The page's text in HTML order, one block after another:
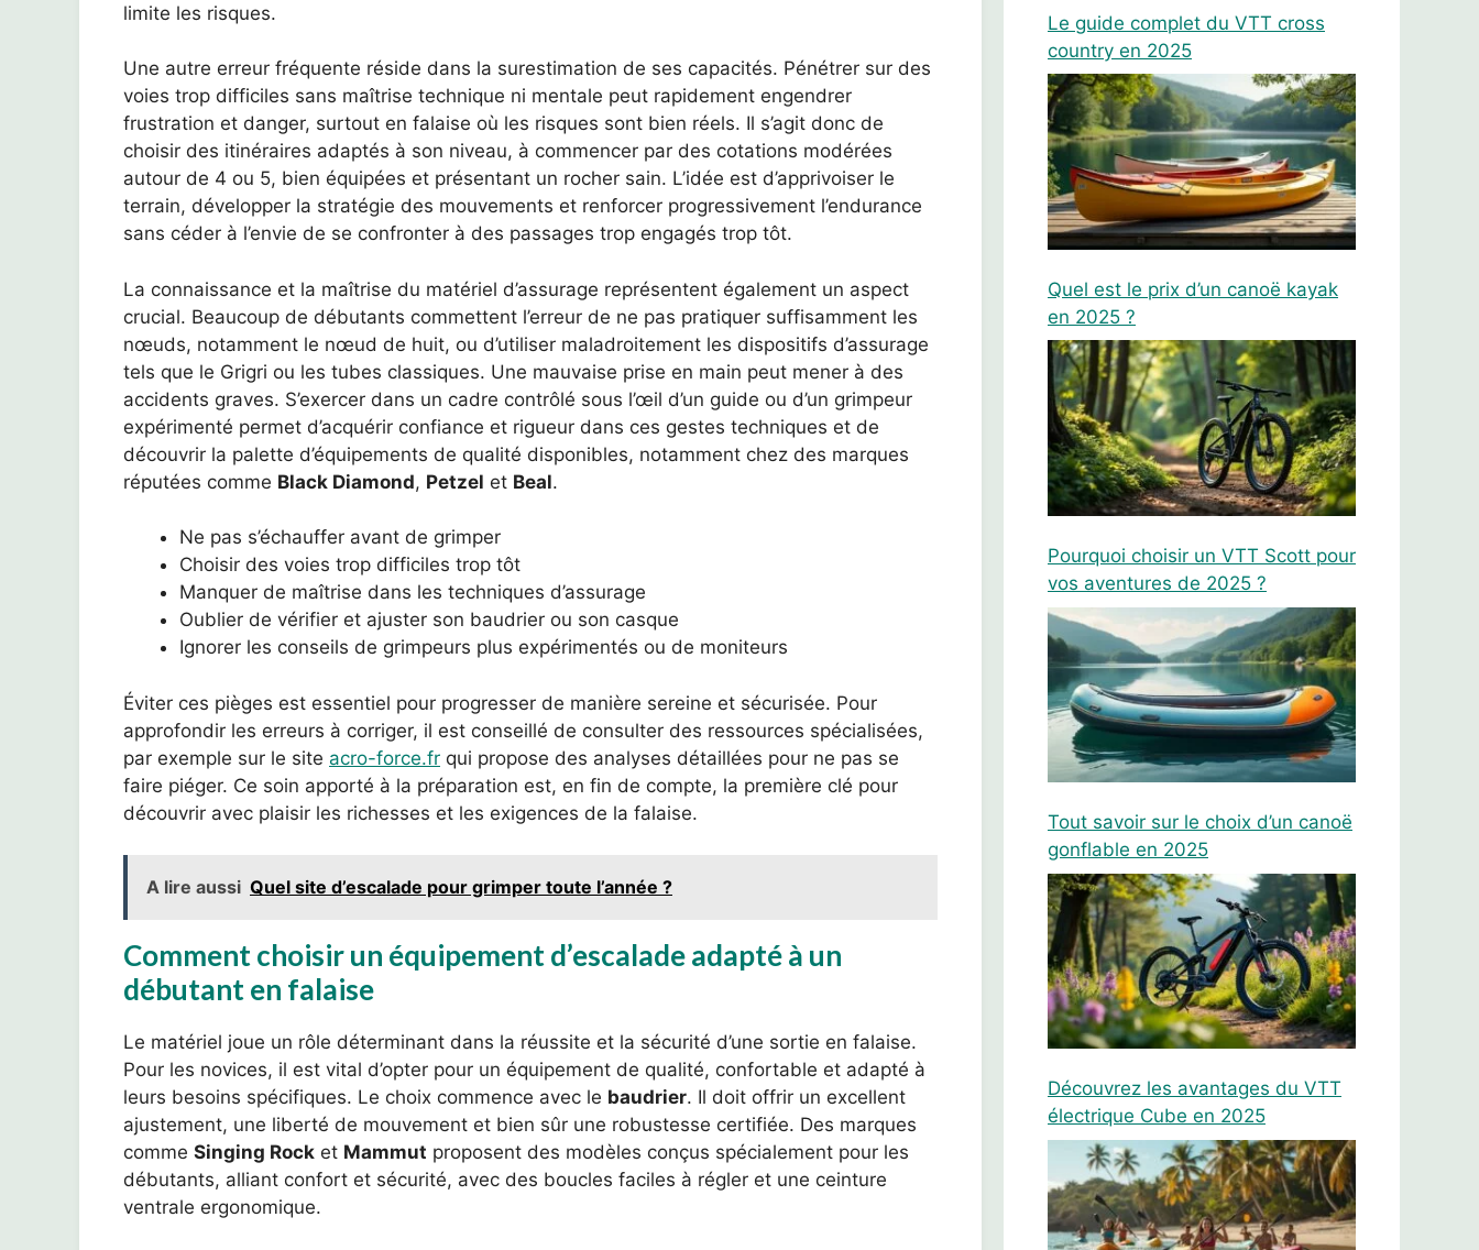
limite les risques.
Une autre erreur fréquente réside dans la surestimation de ses capacités. Pénétrer sur des
voies trop difficiles sans maîtrise technique ni mentale peut rapidement engendrer
frustration et danger, surtout en falaise où les risques sont bien réels. Il s’agit donc de
choisir des itinéraires adaptés à son niveau, à commencer par des cotations modérées
autour de 4 ou 5, bien équipées et présentant un rocher sain. L’idée est d’apprivoiser le
terrain, développer la stratégie des mouvements et renforcer progressivement l’endurance
sans céder à l’envie de se confronter à des passages trop engagés trop tôt.
La connaissance et la maîtrise du matériel d’assurage représentent également un aspect
crucial. Beaucoup de débutants commettent l’erreur de ne pas pratiquer suffisamment les
nœuds, notamment le nœud de huit, ou d’utiliser maladroitement les dispositifs d’assurage
tels que le Grigri ou les tubes classiques. Une mauvaise prise en main peut mener à des
accidents graves. S’exercer dans un cadre contrôlé sous l’œil d’un guide ou d’un grimpeur
expérimenté permet d’acquérir confiance et rigueur dans ces gestes techniques et de
découvrir la palette d’équipements de qualité disponibles, notamment chez des marques
réputées comme Black Diamond, Petzel et Beal.
Ne pas s’échauffer avant de grimper
Choisir des voies trop difficiles trop tôt
Manquer de maîtrise dans les techniques d’assurage
Oublier de vérifier et ajuster son baudrier ou son casque
Ignorer les conseils de grimpeurs plus expérimentés ou de moniteurs
Éviter ces pièges est essentiel pour progresser de manière sereine et sécurisée. Pour
approfondir les erreurs à corriger, il est conseillé de consulter des ressources spécialisées,
par exemple sur le site acro-force.fr qui propose des analyses détaillées pour ne pas se
faire piéger. Ce soin apporté à la préparation est, en fin de compte, la première clé pour
découvrir avec plaisir les richesses et les exigences de la falaise.
A lire aussi Quel site d’escalade pour grimper toute l’année ?
Comment choisir un équipement d’escalade adapté à un
débutant en falaise
Le matériel joue un rôle déterminant dans la réussite et la sécurité d’une sortie en falaise.
Pour les novices, il est vital d’opter pour un équipement de qualité, confortable et adapté à
leurs besoins spécifiques. Le choix commence avec le baudrier. Il doit offrir un excellent
ajustement, une liberté de mouvement et bien sûr une robustesse certifiée. Des marques
comme Singing Rock et Mammut proposent des modèles conçus spécialement pour les
débutants, alliant confort et sécurité, avec des boucles faciles à régler et une ceinture
ventrale ergonomique.
Le guide complet du VTT cross
country en 2025
Quel est le prix d’un canoë kayak
en 2025 ?
Pourquoi choisir un VTT Scott pour
vos aventures de 2025 ?
Tout savoir sur le choix d’un canoë
gonflable en 2025
Découvrez les avantages du VTT
électrique Cube en 2025